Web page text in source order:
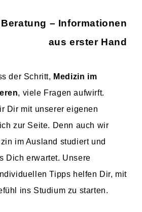
– Informationen
aus erster Hand
der Schritt, Medizin im
, viele Fragen aufwirft.
Dir mit unserer eigenen
zur Seite. Denn auch wir
im Ausland studiert und
Dich erwartet. Unsere
Tipps helfen Dir, mit
ins Studium zu starten.